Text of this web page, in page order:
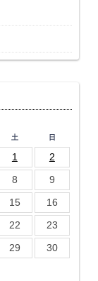
土 日
1
2
8
9
15
16
22
23
29
30